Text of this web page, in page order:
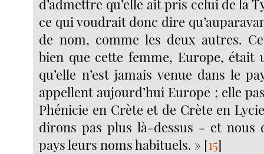
d’admettre qu’elle ait pris celui de la
ce qui voudrait donc dire
de nom, comme les deux autres.
bien que cette femme, Europe, était
qu’elle n’est jamais venue dans le
appellent aujourd’hui Europe ; elle
Phénicie en Crète et de Crète en
dirons pas plus là-dessus - et nous
pays leurs noms habituels. » [15]